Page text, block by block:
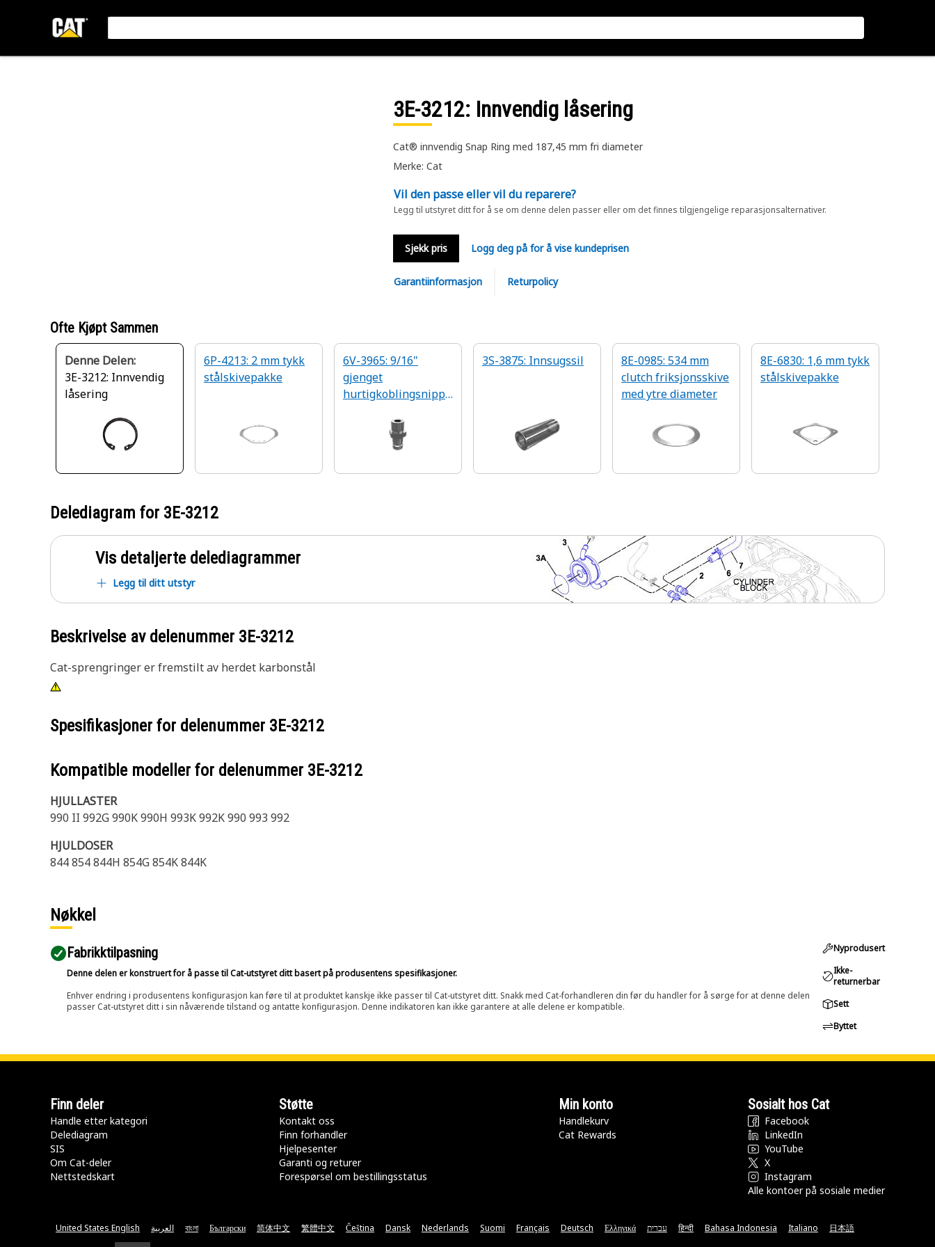
3E-3212: Innvendig låsering
Cat® innvendig Snap Ring med 187,45 mm fri diameter
Merke: Cat
Vil den passe eller vil du reparere?
Legg til utstyret ditt for å se om denne delen passer eller om det finnes tilgjengelige reparasjonsalternativer.
Sjekk pris Logg deg på for å vise kundeprisen
Garantiinformasjon Returpolicy
Ofte Kjøpt Sammen
Denne Delen:
3E-3212: Innvendig
låsering
6P-4213: 2 mm tykk
stålskivepakke
6V-3965: 9/16"
gjenget
hurtigkoblingsnippe
3S-3875: Innsugssil
8E-0985: 534 mm
clutch friksjonsskive
med ytre diameter
8E-6830: 1,6 mm tykk
stålskivepakke
Delediagram for 3E-3212
Vis detaljerte delediagrammer
Legg til ditt utstyr
Beskrivelse av delenummer 3E-3212
Cat-sprengringer er fremstilt av herdet karbonstål
Spesifikasjoner for delenummer 3E-3212
Kompatible modeller for delenummer 3E-3212
HJULLASTER
990 II 992G 990K 990H 993K 992K 990 993 992
HJULDOSER
844 854 844H 854G 854K 844K
Nøkkel
Fabrikktilpasning
Denne delen er konstruert for å passe til Cat-utstyret ditt basert på produsentens spesifikasjoner.
Enhver endring i produsentens konfigurasjon kan føre til at produktet kanskje ikke passer til Cat-utstyret ditt. Snakk med Cat-forhandleren din før du handler for å sørge for at denne delen
passer Cat-utstyret ditt i sin nåværende tilstand og antatte konfigurasjon. Denne indikatoren kan ikke garantere at alle delene er kompatible.
Nyprodusert
Ikke-
returnerbar
Sett
Byttet
Finn deler
Handle etter kategori
Delediagram
SIS
Om Cat-deler
Nettstedskart
Støtte
Kontakt oss
Finn forhandler
Hjelpesenter
Garanti og returer
Forespørsel om bestillingsstatus
Min konto
Handlekurv
Cat Rewards
Sosialt hos Cat
Facebook
LinkedIn
YouTube
X
Instagram
Alle kontoer på sosiale medier
United States English العربية বাংলা Български 简体中文 繁體中文 Čeština Dansk Nederlands Suomi Français Deutsch Ελληνικά עברית हिन्दी Bahasa Indonesia Italiano 日本語